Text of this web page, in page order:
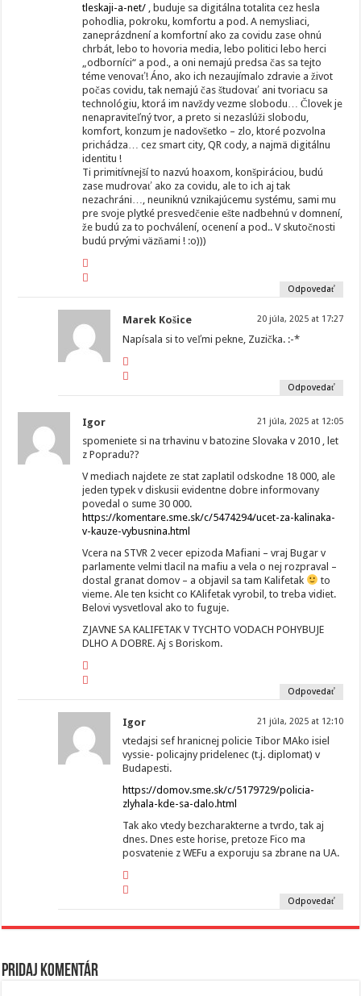
tleskaji-a-net/ , buduje sa digitálna totalita cez hesla
pohodlia, pokroku, komfortu a pod. A nemysliaci,
zaneprázdnení a komfortní ako za covidu zase ohnú
chrbát, lebo to hovoria media, lebo politici lebo herci
„odborníci“ a pod., a oni nemajú predsa čas sa tejto
téme venovať! Áno, ako ich nezaujímalo zdravie a život
počas covidu, tak nemajú čas študovať ani tvoriacu sa
technológiu, ktorá im navždy vezme slobodu… Človek je
nenapraviteľný tvor, a preto si nezaslúži slobodu,
komfort, konzum je nadovšetko – zlo, ktoré pozvolna
prichádza… cez smart city, QR cody, a najmä digitálnu
identitu !
Ti primitívnejší to nazvú hoaxom, konšpiráciou, budú
zase mudrovať ako za covidu, ale to ich aj tak
nezachráni…, neuniknú vznikajúcemu systému, sami mu
pre svoje plytké presvedčenie ešte nadbehnú v domnení,
že budú za to pochválení, ocenení a pod.. V skutočnosti
budú prvými väzňami ! :o)))
Odpovedať
Marek Košice 20 júla, 2025 at 17:27
Napísala si to veľmi pekne, Zuzička. :-*
Odpovedať
Igor 21 júla, 2025 at 12:05
spomeniete si na trhavinu v batozine Slovaka v 2010 , let
z Popradu??
V mediach najdete ze stat zaplatil odskodne 18 000, ale
jeden typek v diskusii evidentne dobre informovany
povedal o sume 30 000.
https://komentare.sme.sk/c/5474294/ucet-za-kalinaka-
v-kauze-vybusnina.html
Vcera na STVR 2 vecer epizoda Mafiani – vraj Bugar v
parlamente velmi tlacil na mafiu a vela o nej rozpraval –
dostal granat domov – a objavil sa tam Kalifetak
to
vieme. Ale ten ksicht co KAlifetak vyrobil, to treba vidiet.
Belovi vysvetloval ako to fuguje.
ZJAVNE SA KALIFETAK V TYCHTO VODACH POHYBUJE
DLHO A DOBRE. Aj s Boriskom.
Odpovedať
Igor 21 júla, 2025 at 12:10
vtedajsi sef hranicnej policie Tibor MAko isiel
vyssie- policajny pridelenec (t.j. diplomat) v
Budapesti.
https://domov.sme.sk/c/5179729/policia-
zlyhala-kde-sa-dalo.html
Tak ako vtedy bezcharakterne a tvrdo, tak aj
dnes. Dnes este horise, pretoze Fico ma
posvatenie z WEFu a exporuju sa zbrane na UA.
Odpovedať
Pridaj komentár